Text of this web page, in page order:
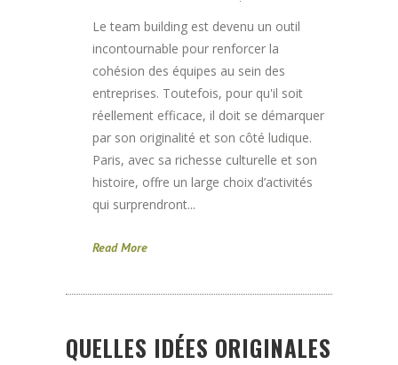
Le team building est devenu un outil
incontournable pour renforcer la
cohésion des équipes au sein des
entreprises. Toutefois, pour qu'il soit
réellement efficace, il doit se démarquer
par son originalité et son côté ludique.
Paris, avec sa richesse culturelle et son
histoire, offre un large choix d’activités
qui surprendront...
Read More
QUELLES IDÉES ORIGINALES